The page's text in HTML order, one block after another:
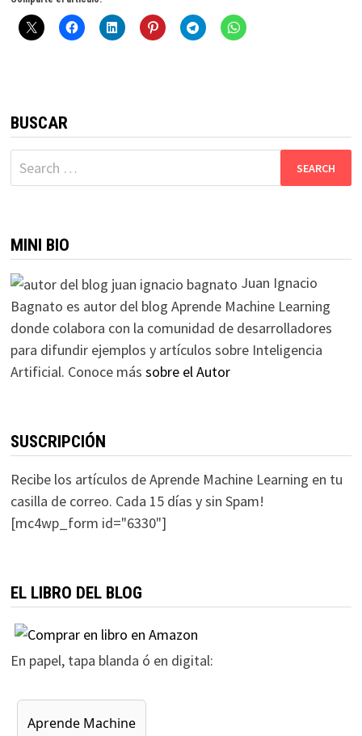
BUSCAR
Search
for:
MINI BIO
Juan Ignacio
Bagnato es autor del blog Aprende Machine Learning
donde colabora con la comunidad de desarrolladores
para difundir ejemplos y artículos sobre Inteligencia
Artificial. Conoce más sobre el Autor
SUSCRIPCIÓN
Recibe los artículos de Aprende Machine Learning en tu
casilla de correo. Cada 15 días y sin Spam!
[mc4wp_form id="6330"]
EL LIBRO DEL BLOG
En papel, tapa blanda ó en digital: